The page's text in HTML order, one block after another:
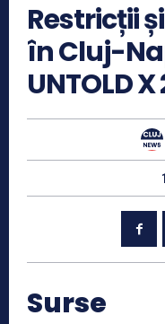
Restricții
în Cluj-
UNTOLD
Surse